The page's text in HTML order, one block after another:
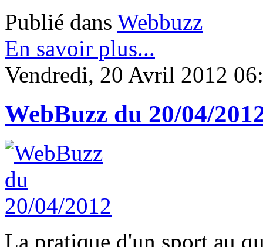
Publié dans Webbuzz
En savoir plus...
Vendredi, 20 Avril 2012
WebBuzz du 20/04/
La pratique d'un sport au